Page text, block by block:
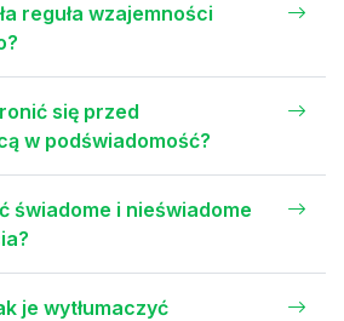
reguła wzajemności
się przed
w podświadomość?
świadome i nieświadome
je wytłumaczyć